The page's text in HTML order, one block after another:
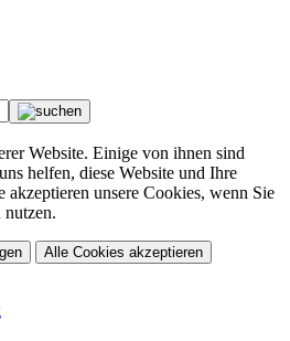
Website. Einige von ihnen sind
helfen, diese Website und Ihre
akzeptieren unsere Cookies, wenn Sie
nutzen.
Alle Cookies akzeptieren